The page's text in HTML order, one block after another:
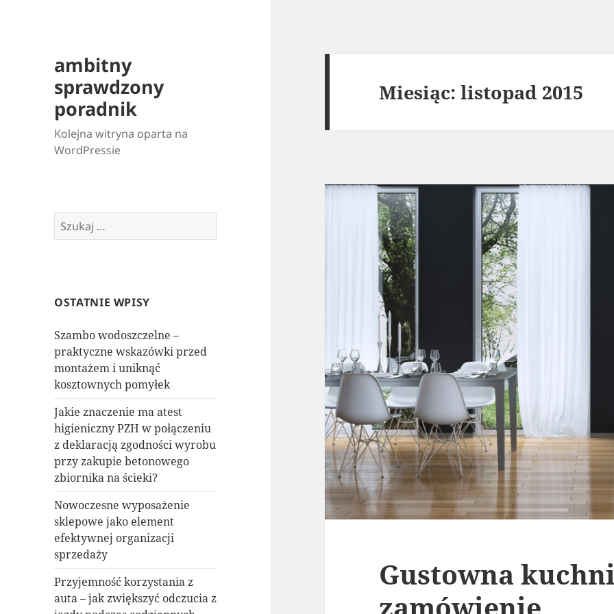
ambitny
sprawdzony
poradnik
Kolejna witryna oparta na
WordPressie
Szukaj:
OSTATNIE WPISY
Szambo wodoszczelne –
praktyczne wskazówki przed
montażem i uniknąć
kosztownych pomyłek
Jakie znaczenie ma atest
higieniczny PZH w połączeniu
z deklaracją zgodności wyrobu
przy zakupie betonowego
zbiornika na ścieki?
Nowoczesne wyposażenie
sklepowe jako element
efektywnej organizacji
sprzedaży
Przyjemność korzystania z
auta – jak zwiększyć odczucia z
Miesiąc:listopad 2015
Gustowna
zamówienie